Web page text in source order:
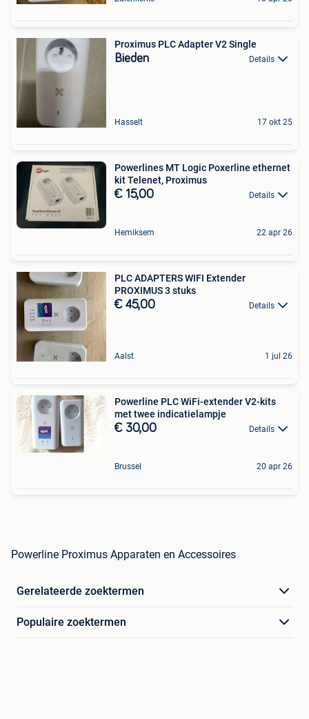
Proximus PLC Adapter V2 Single
Bieden Details
Hasselt 17 okt 25
Powerlines MT Logic Poxerline ethernet
kit Telenet, Proximus
€ 15,00 Details
Hemiksem 22 apr 26
PLC ADAPTERS WIFI Extender
PROXIMUS 3 stuks
€ 45,00 Details
Aalst 1 jul 26
Powerline PLC WiFi-extender V2-kits
met twee indicatielampje
€ 30,00 Details
Brussel 20 apr 26
Powerline Proximus Apparaten en Accessoires
Gerelateerde zoektermen
Populaire zoektermen